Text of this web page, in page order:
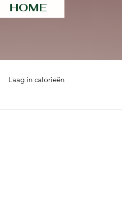
HOME
Laag in calorieën